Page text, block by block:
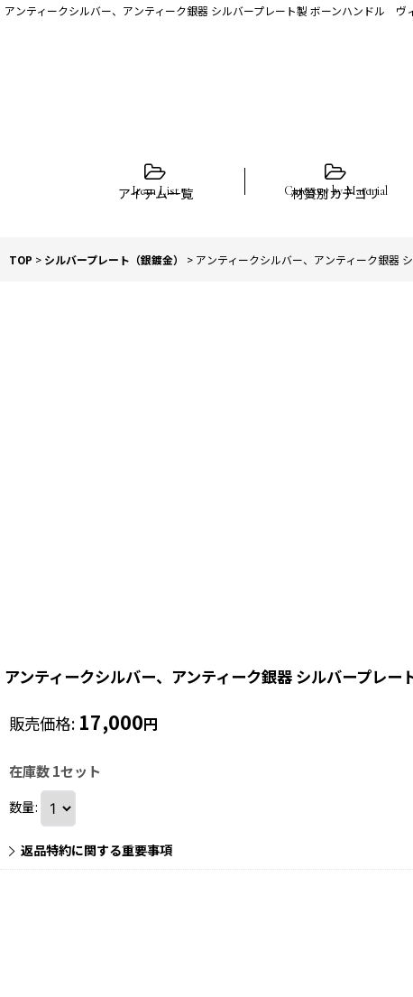
アンティークシルバー、アンティーク銀器 シルバープレート製 ボーンハンドル
アイテム一覧 材質別カテゴリ
TOP > シルバープレート（銀鍍金） > アンティークシルバー、アンティーク銀器
アンティークシルバー、アンティーク銀器 シルバープレ
販売価格: 17,000円
在庫数 1セット
数量:
返品特約に関する重要事項